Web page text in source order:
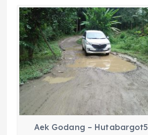
Aek Godang – Hutabargot5